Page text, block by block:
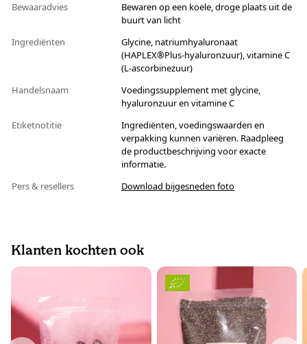
Bewaaradvies
Bewaren op een koele, droge plaats uit de
buurt van licht
Ingrediënten
Glycine, natriumhyaluronaat
(HAPLEX®Plus-hyaluronzuur), vitamine C
(L-ascorbinezuur)
Handelsnaam
Voedingssupplement met glycine,
hyaluronzuur en vitamine C
Etiketnotitie
Ingrediënten, voedingswaarden en
verpakking kunnen variëren. Raadpleeg
de productbeschrijving voor exacte
informatie.
Pers & resellers
Download bijgesneden foto
Klanten kochten ook